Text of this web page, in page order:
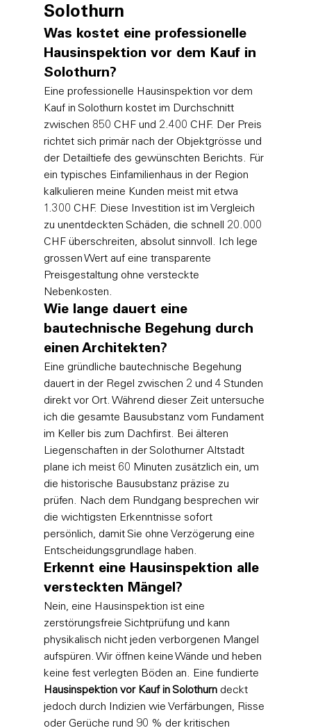
Solothurn
Was kostet eine professionelle
Hausinspektion vor dem Kauf in
Solothurn?
Eine professionelle Hausinspektion vor dem
Kauf in Solothurn kostet im Durchschnitt
zwischen 850 CHF und 2.400 CHF. Der Preis
richtet sich primär nach der Objektgrösse und
der Detailtiefe des gewünschten Berichts. Für
ein typisches Einfamilienhaus in der Region
kalkulieren meine Kunden meist mit etwa
1.300 CHF. Diese Investition ist im Vergleich
zu unentdeckten Schäden, die schnell 20.000
CHF überschreiten, absolut sinnvoll. Ich lege
grossen Wert auf eine transparente
Preisgestaltung ohne versteckte
Nebenkosten.
Wie lange dauert eine
bautechnische Begehung durch
einen Architekten?
Eine gründliche bautechnische Begehung
dauert in der Regel zwischen 2 und 4 Stunden
direkt vor Ort. Während dieser Zeit untersuche
ich die gesamte Bausubstanz vom Fundament
im Keller bis zum Dachfirst. Bei älteren
Liegenschaften in der Solothurner Altstadt
plane ich meist 60 Minuten zusätzlich ein, um
die historische Bausubstanz präzise zu
prüfen. Nach dem Rundgang besprechen wir
die wichtigsten Erkenntnisse sofort
persönlich, damit Sie ohne Verzögerung eine
Entscheidungsgrundlage haben.
Erkennt eine Hausinspektion alle
versteckten Mängel?
Nein, eine Hausinspektion ist eine
zerstörungsfreie Sichtprüfung und kann
physikalisch nicht jeden verborgenen Mangel
aufspüren. Wir öffnen keine Wände und heben
keine fest verlegten Böden an. Eine fundierte
Hausinspektion vor Kauf in Solothurn deckt
jedoch durch Indizien wie Verfärbungen, Risse
oder Gerüche rund 90 % der kritischen